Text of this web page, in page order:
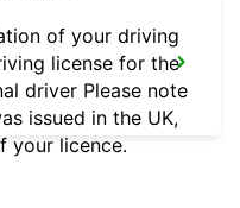
of your driving
license for the
driver Please note
issued in the UK,
your licence.